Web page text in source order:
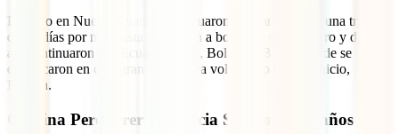
Estando en Nueva Zelanda continuaron su gran viaje en una travesía
de 22 días por mar hasta Colombia a bordo de un carguero y desde
ahí continuaron por Ecuador, Perú, Bolivia y Brasil, donde se
embarcaron en otro gran barco para volver al punto de inicio,
España.
Cristina Pereferrer y Patricia Sazatornil, 4 años y 4